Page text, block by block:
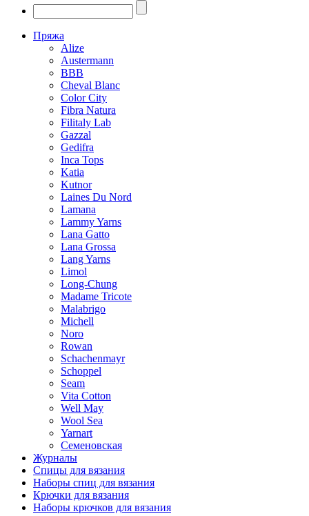
Пряжа
Alize
Austermann
BBB
Cheval Blanc
Color City
Fibra Natura
Filitaly Lab
Gazzal
Gedifra
Inca Tops
Katia
Kutnor
Laines Du Nord
Lamana
Lammy Yarns
Lana Gatto
Lana Grossa
Lang Yarns
Limol
Long-Chung
Madame Tricote
Malabrigo
Michell
Noro
Rowan
Schachenmayr
Schoppel
Seam
Vita Cotton
Well May
Wool Sea
Yarnart
Семеновская
Журналы
Спицы для вязания
Наборы спиц для вязания
Крючки для вязания
Наборы крючков для вязания